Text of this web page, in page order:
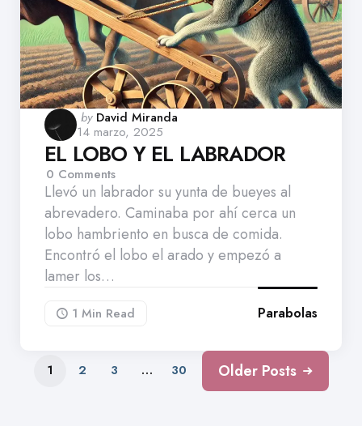
Posted
by
by David Miranda
14 marzo, 2025
EL LOBO Y EL LABRADOR
0 Comments
Llevó un labrador su yunta de bueyes al
abrevadero. Caminaba por ahí cerca un
lobo hambriento en busca de comida.
Encontró el lobo el arado y empezó a
lamer los…
1 Min Read Parabolas
1 2 3 … 30 Older Posts